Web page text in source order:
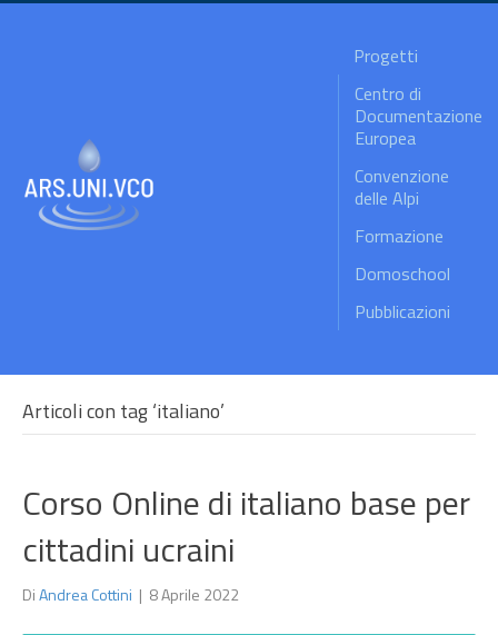
Progetti
Centro di
Documentazione
Europea
Convenzione
delle Alpi
Formazione
Domoschool
Pubblicazioni
Articoli con tag ‘italiano’
Corso Online di italiano base per
cittadini ucraini
DiAndrea Cottini | 8 Aprile 2022